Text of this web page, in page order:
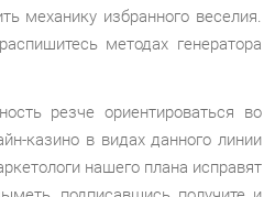
механику избранного веселия.
методах генератора
резче ориентироваться во
казино в видах данного линии
нашего плана исправят